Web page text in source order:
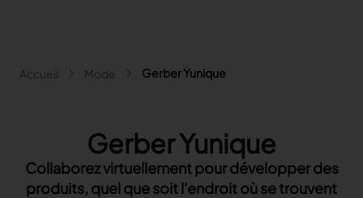
Main navigation - Search
Search
Rechercher
Fil d'Ariane
Accueil Mode Gerber Yunique
Gerber Yunique
Collaborez virtuellement pour développer des
produits, quel que soit l'endroit où se trouvent